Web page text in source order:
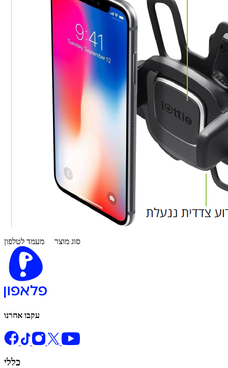
סוג מוצר מעמד לטלפון
עקבו אחרנו
כללי